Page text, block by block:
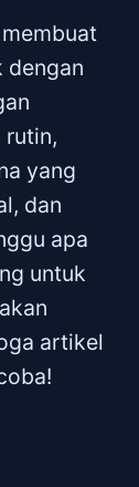
dengan
rutin,
yang
dan
apa
untuk
artikel